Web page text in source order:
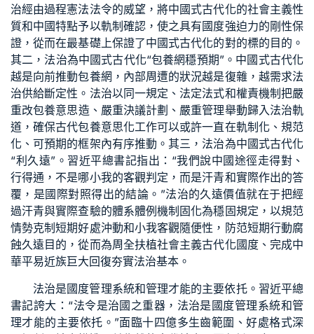
治經由過程憲法法令的威望，將中國式古代化的社會主義性
質和中國特點予以軌制確認，使之具有國度強迫力的剛性保
證，從而在最基礎上保證了中國式古代化的對的標的目的。
其二，法治為中國式古代化“包養網穩預期”。中國式古代化
越是向前推動包養網 ，內部周遭的狀況越是復雜，越需求法
治供給斷定性。法治以同一規定、法定法式和權責機制把嚴
重改包養意思造、嚴重決議計劃、嚴重管理舉動歸入法治軌
道，確保古代包養意思化工作可以或許一直在軌制化、規范
化、可預期的框架內有序推動。其三，法治為中國式古代化
“利久遠”。習近平總書記指出：“我們說中國途徑走得對、
行得通，不是哪小我的客觀判定，而是汗青和實際作出的答
覆，是國際對照得出的結論。”法治的久遠價值就在于把經
過汗青與實際查驗的體系體例機制固化為穩固規定，以規范
情勢克制短期好處沖動和小我客觀隨便性，防范短期行動腐
蝕久遠目的，從而為周全扶植社會主義古代化國度、完成中
華平易近族巨大回復夯實法治基本。
法治是國度管理系統和管理才能的主要依托。習近平總
書記誇大：“法令是治國之重器，法治是國度管理系統和管
理才能的主要依托。”面臨十四億多生齒範圍、好處格式深